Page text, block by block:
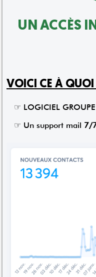
UN ACCÈS
VOICI CE À
☞ LOGICIEL
☞ Un support mail 7/